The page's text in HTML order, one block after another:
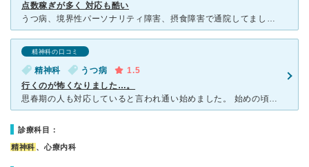
点数稼ぎが多く 対応も酷い
うつ病、境界性パーソナリティ障害、摂食障害で通院してました。 今は転院しています。 カウンセリング中に受付の方が突然入ってくるのですが、そうすると待合室に話し声が聞こえてしまうのでメンタル
精神科の口コミ
精神科 うつ病
1.5
行くのが怖くなりました…。
思春期の人も対応していると言われ通い始めました。 始めの頃は親身になって話を聞いてもらってたのですが、 何回か通って行く内に対応が悪くなりました。 ①初めは眠剤と安定剤の弱い薬を出してもらっ
診療科目：
精神科 、心療内科